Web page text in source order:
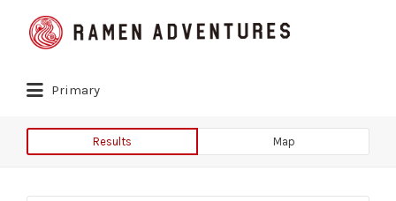
Search
for:
Primary
Results Map